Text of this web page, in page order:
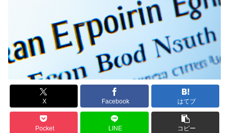
X Facebook はてブ
Pocket LINE コピー